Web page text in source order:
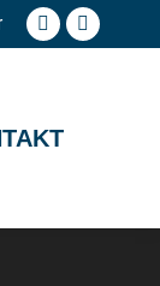
Facebook
in